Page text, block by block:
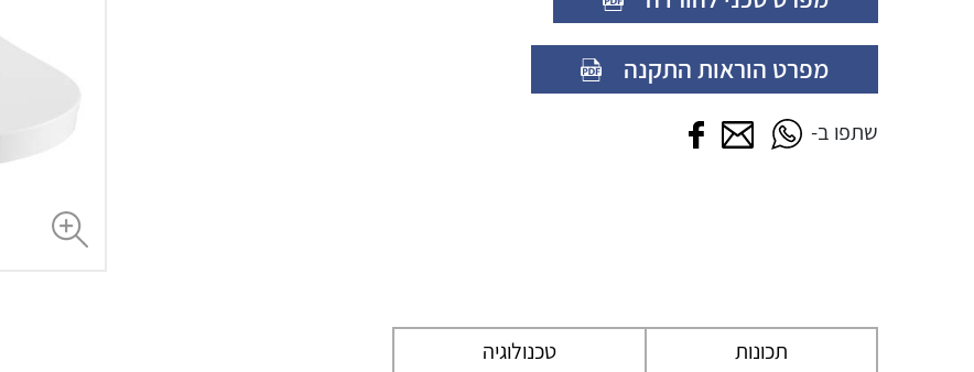
מפרט הוראות התקנה
שתפו ב- שתפו בווטסאפ
שתפו במייל
שתפו בפייסבוק
תכונות טכנולוגיה